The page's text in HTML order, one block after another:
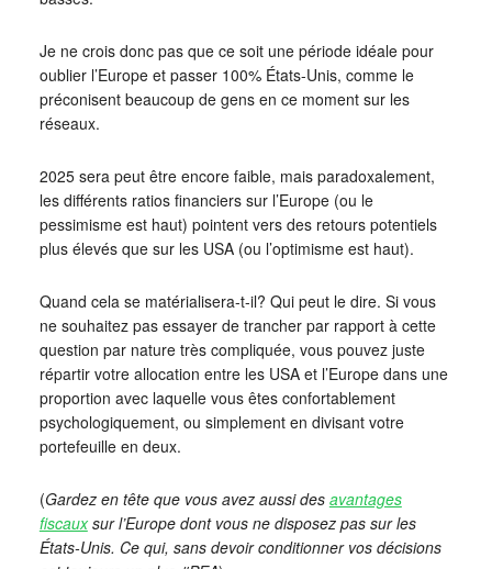
Je ne crois donc pas que ce soit une période idéale pour
oublier l’Europe et passer 100% États-Unis, comme le
préconisent beaucoup de gens en ce moment sur les
réseaux.
2025 sera peut être encore faible, mais paradoxalement,
les différents ratios financiers sur l’Europe (ou le
pessimisme est haut) pointent vers des retours potentiels
plus élevés que sur les USA (ou l’optimisme est haut).
Quand cela se matérialisera-t-il? Qui peut le dire. Si vous
ne souhaitez pas essayer de trancher par rapport à cette
question par nature très compliquée, vous pouvez juste
répartir votre allocation entre les USA et l’Europe dans une
proportion avec laquelle vous êtes confortablement
psychologiquement, ou simplement en divisant votre
portefeuille en deux.
(Gardez en tête que vous avez aussi des avantages
fiscauxsur l’Europe dont vous ne disposez pas sur les
États-Unis. Ce qui, sans devoir conditionner vos décisions